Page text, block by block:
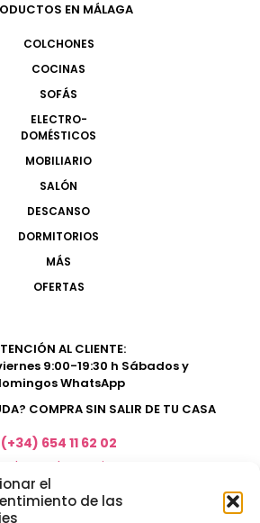
el
de las
EN MÁLAGA
COLCHONES
COCINAS
SOFÁS
ELECTRO-
DOMÉSTICOS
MOBILIARIO
SALÓN
DESCANSO
DORMITORIOS
MÁS
OFERTAS
AL CLIENTE:
9:00-19:30 h Sábados y
WhatsApp
COMPRA SIN SALIR DE TU CASA
(+34) 654 11 62 02
de muebles en Fuengirola